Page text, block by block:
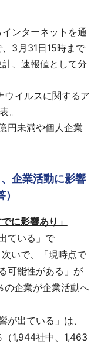
ンターネットを通
3月31日15時まで
、速報値として分
ウイルスに関するア
。
円未満や個人企業
企業活動に影響
に影響あり」
ている」で
いで、「現時点で
可能性がある」が
企業が企業活動へ
出ている」は、
1,944社中、1,463